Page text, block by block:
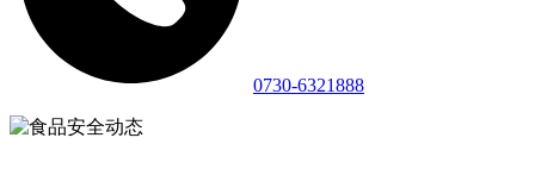
0730-6321888